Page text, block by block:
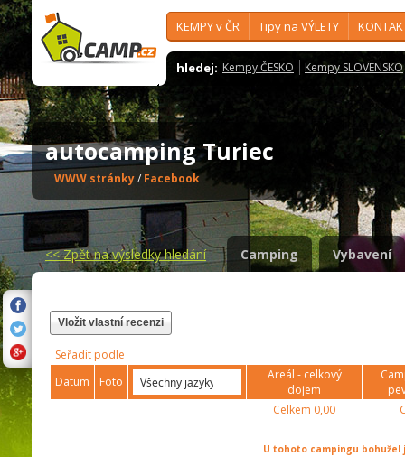
KEMPY v ČR Tipy na VÝLETY
hledej: Kempy ČESKO Kempy SLOVENSKO
autocamping Turiec
WWW stránky/ Facebook
<<Zpět na výsledky hledání Camping Vybavení
Vložit vlastní recenzi
Seřadit podle
Datum
Foto
Areál - celkový
dojem
Celkem 0,00
U tohoto campingu